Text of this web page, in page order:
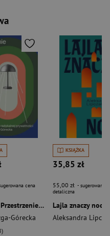
cena
Figlarnie Przestrzenie radykalnej prywatności
Górecka
KSIĄŻKA
35,85 zł
55,00 zł - sugerowana
detaliczna
Lajla znaczy noc
Aleksandra